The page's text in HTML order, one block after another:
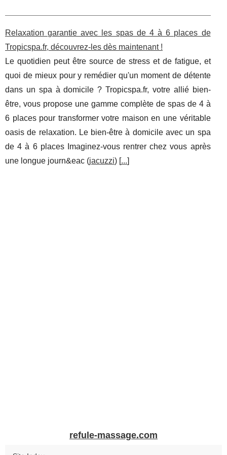
Relaxation garantie avec les spas de 4 à 6 places de
Tropicspa.fr, découvrez-les dès maintenant !
Le quotidien peut être source de stress et de fatigue, et
quoi de mieux pour y remédier qu'un moment de détente
dans un spa à domicile ? Tropicspa.fr, votre allié bien-
être, vous propose une gamme complète de spas de 4 à
6 places pour transformer votre maison en une véritable
oasis de relaxation. Le bien-être à domicile avec un spa
de 4 à 6 places Imaginez-vous rentrer chez vous après
une longue journ&eac (jacuzzi) [...]
refule-massage.com